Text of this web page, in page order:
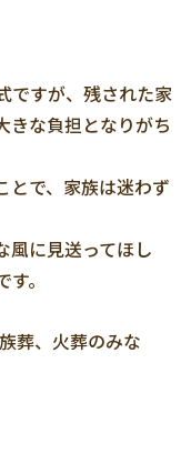
ですが、残された家
きな負担となりがち
とで、家族は迷わず
風に見送ってほし
。
葬、火葬のみな